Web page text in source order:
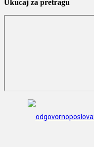
Ukucaj za pretragu